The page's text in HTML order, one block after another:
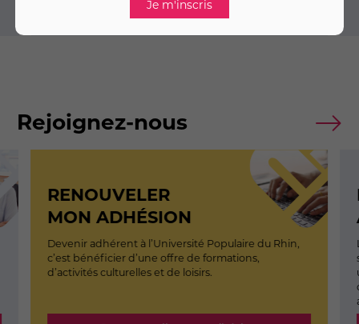
Rejoignez-nous
RENOUVELER
MON ADHÉSION
Devenir adhérent à l’Université Populaire du Rhin,
c’est bénéficier d’une offre de formations,
d’activités culturelles et de loisirs.